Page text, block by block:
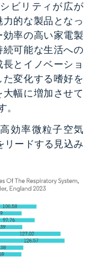
ビリティが広が
的な製品となっ
率の高い家電製
可能な生活への
とイノベーショ
変化する嗜好を
幅に増加させて
効率微粒子空気
リードする見込み